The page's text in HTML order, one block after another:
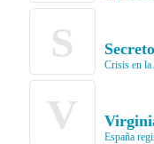
S Crisis en la
V España